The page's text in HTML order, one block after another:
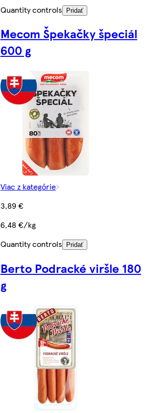
Quantity controls
Pridať
Mecom Špekačky špeciál
600 g
Viac z kategórie
3,89 €
6,48 €/kg
Quantity controls
Pridať
Berto Podracké viršle 180
g